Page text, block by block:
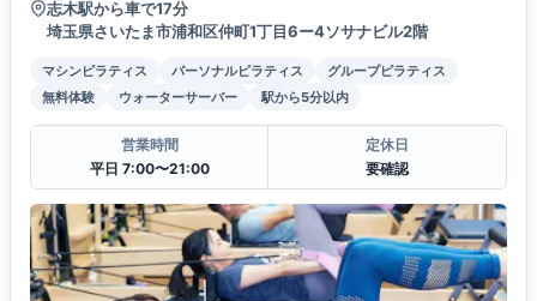
志木駅から車で17分
埼玉県さいたま市浦和区仲町1丁目6ー4ソサナビル2階
マシンピラティス パーソナルピラティス
グループピラティス
無料体験
ウォーターサーバー 駅から5分以内
営業時間
平日 7:00〜21:00
定休日
要確認